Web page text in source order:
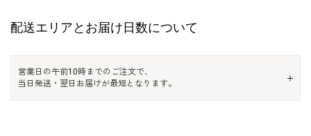
配送エリアとお届け日数について
営業日の午前10時までのご注文で、
当日発送・翌日お届けが最短となります。